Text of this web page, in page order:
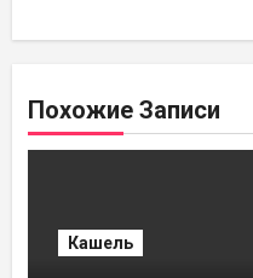
Похожие Записи
Кашель